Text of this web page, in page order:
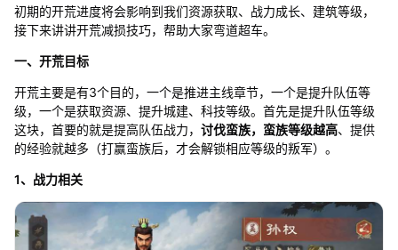
初期的开荒进度将会影响到我们资源获取、战力成长、建筑等级，
接下来讲讲开荒减损技巧，帮助大家弯道超车。
一、开荒目标
开荒主要是有3个目的，一个是推进主线章节，一个是提升队伍等
级，一个是获取资源、提升城建、科技等级。首先是提升队伍等级
这块，首要的就是提高队伍战力， 讨伐蛮族，蛮族等级越高、提供
的经验就越多（打赢蛮族后，才会解锁相应等级的叛军）。
1、战力相关